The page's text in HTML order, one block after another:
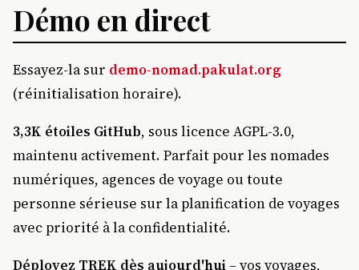
Démo en direct
Essayez-la sur demo-nomad.pakulat.org
(réinitialisation horaire).
3,3K étoiles GitHub, sous licence AGPL-3.0,
maintenu activement. Parfait pour les nomades
numériques, agences de voyage ou toute
personne sérieuse sur la planification de voyages
avec priorité à la confidentialité.
Déployez TREK dès aujourd'hui – vos voyages,